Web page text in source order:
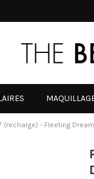
(recharge) - Fleeting Dream